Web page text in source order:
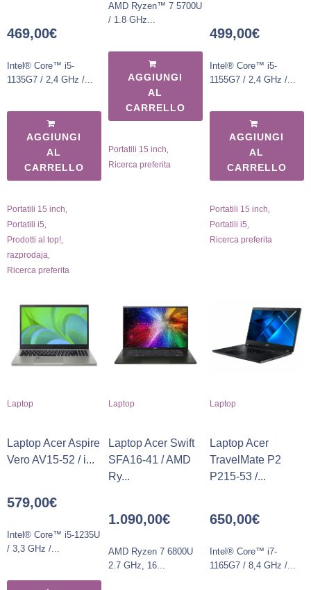
469,00€
Intel® Core™ i5-
1135G7 / 2,4 GHz /...
AGGIUNGI
AL
CARRELLO
Portatili 15 inch
Portatili i5
Prodotti al top!
razprodaja
Ricerca preferita
AMD Ryzen™ 7 5700U
/ 1.8 GHz...
AGGIUNGI
AL
CARRELLO
Portatili 15 inch,
Ricerca preferita
499,00€
Intel® Core™ i5-
1155G7 / 2,4 GHz /...
AGGIUNGI
AL
CARRELLO
Portatili 15 inch
Portatili i5
Ricerca preferita
Laptop
Laptop Acer Aspire
Vero AV15-52 / i...
579,00€
Intel® Core™ i5-1235U
/ 3,3 GHz /...
Laptop
Laptop Acer Swift
SFA16-41 / AMD
Ry...
1.090,00€
AMD Ryzen 7 6800U
2.7 GHz, 16...
Laptop
Laptop Acer
TravelMate P2
P215-53 /...
650,00€
Intel® Core™ i7-
1165G7 / 8,4 GHz /...